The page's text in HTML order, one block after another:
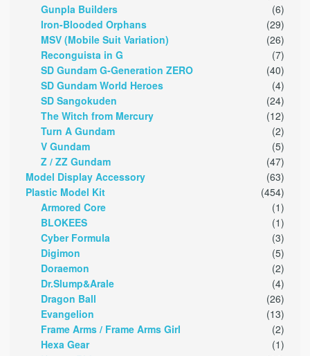
Gunpla Builders
(6)
Iron-Blooded Orphans
(29)
MSV (Mobile Suit Variation)
(26)
Reconguista in G
(7)
SD Gundam G-Generation ZERO
(40)
SD Gundam World Heroes
(4)
SD Sangokuden
(24)
The Witch from Mercury
(12)
Turn A Gundam
(2)
V Gundam
(5)
Z / ZZ Gundam
(47)
Model Display Accessory
(63)
Plastic Model Kit
(454)
Armored Core
(1)
BLOKEES
(1)
Cyber Formula
(3)
Digimon
(5)
Doraemon
(2)
Dr.Slump&Arale
(4)
Dragon Ball
(26)
Evangelion
(13)
Frame Arms / Frame Arms Girl
(2)
Hexa Gear
(1)